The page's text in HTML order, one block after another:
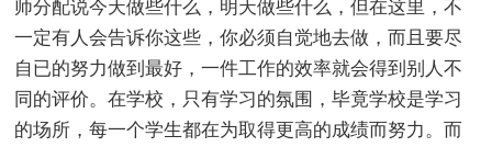
师分配说今天做些什么，明天做些什么，但在这里，不
一定有人会告诉你这些，你必须自觉地去做，而且要尽
自已的努力做到最好，一件工作的效率就会得到别人不
同的评价。在学校，只有学习的氛围，毕竟学校是学习
的场所，每一个学生都在为取得更高的成绩而努力。而